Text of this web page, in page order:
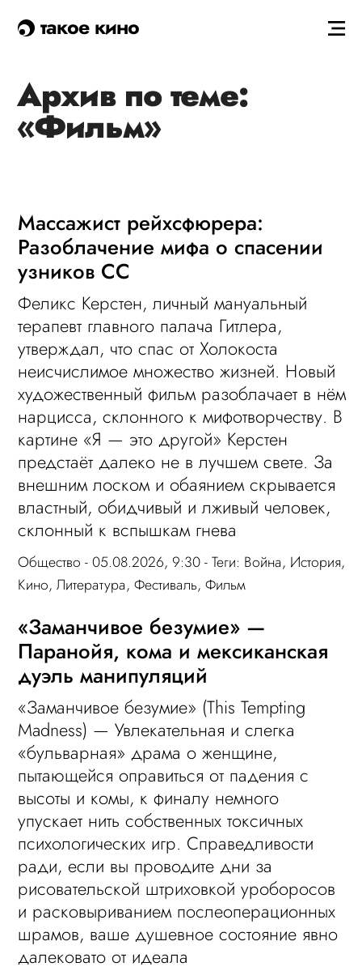
такое кино
Архив по теме:
«Фильм»
Массажист рейхсфюрера:
Разоблачение мифа о спасении
узников СС
Феликс Керстен, личный мануальный
терапевт главного палача Гитлера,
утверждал, что спас от Холокоста
неисчислимое множество жизней. Новый
художественный фильм разоблачает в нём
нарцисса, склонного к мифотворчеству. В
картине «Я — это другой» Керстен
предстаёт далеко не в лучшем свете. За
внешним лоском и обаянием скрывается
властный, обидчивый и лживый человек,
склонный к вспышкам гнева
Общество - 05.08.2026, 9:30 - Теги: Война, История,
Кино,Литература,Фестиваль,Фильм
«Заманчивое безумие» —
Паранойя, кома и мексиканская
дуэль манипуляций
«Заманчивое безумие» (This Tempting
Madness) — Увлекательная и слегка
«бульварная» драма о женщине,
пытающейся оправиться от падения с
высоты и комы, к финалу немного
упускает нить собственных токсичных
психологических игр. Справедливости
ради, если вы проводите дни за
рисовательской штриховкой уроборосов
и расковыриванием послеоперационных
шрамов, ваше душевное состояние явно
далековато от идеала